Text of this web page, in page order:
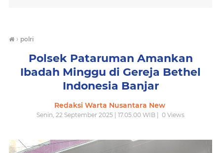
› polri
Polsek Pataruman Amankan
Ibadah Minggu di Gereja Bethel
Indonesia Banjar
Redaksi Warta Nusantara New
Senin, 22 September 2025 | 17.05.00 WIB | 0 Views